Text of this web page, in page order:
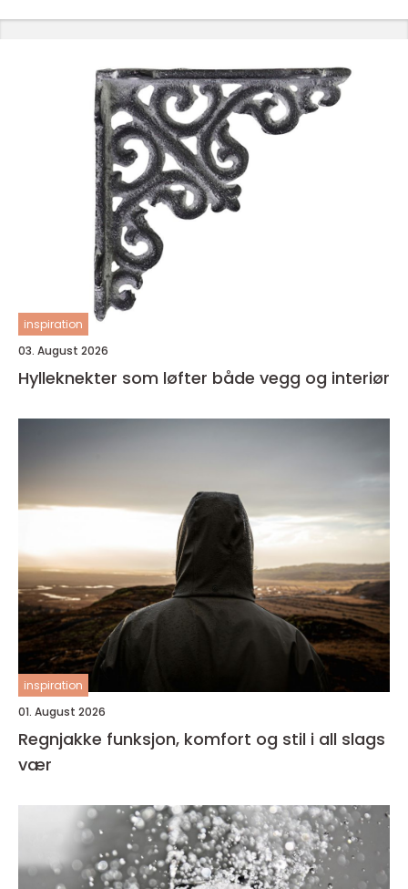
inspiration
03. August 2026
Hylleknekter som løfter både vegg og interiør
inspiration
01. August 2026
Regnjakke funksjon, komfort og stil i all slags
vær